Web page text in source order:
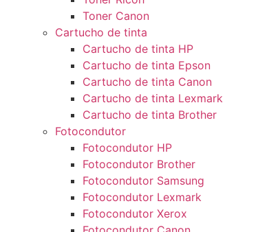
Toner Canon
Cartucho de tinta
Cartucho de tinta HP
Cartucho de tinta Epson
Cartucho de tinta Canon
Cartucho de tinta Lexmark
Cartucho de tinta Brother
Fotocondutor
Fotocondutor HP
Fotocondutor Brother
Fotocondutor Samsung
Fotocondutor Lexmark
Fotocondutor Xerox